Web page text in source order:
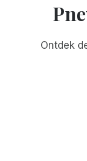
Ontdek